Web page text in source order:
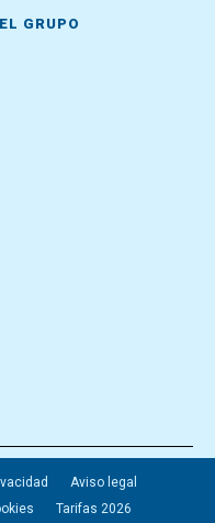
GRUPO
Aviso legal
Tarifas 2026